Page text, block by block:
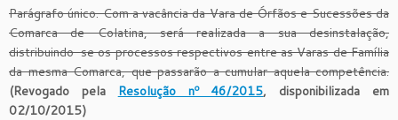
Parágrafo único. Com a vacância da Vara de Órfãos e Sucessões da
Comarca de Colatina, será realizada a sua desinstalação,
distribuindo-se os processos respectivos entre as Varas de Família
da mesma Comarca, que passarão a cumular aquela competência.
(Revogado pela Resolução nº 46/2015, disponibilizada em
02/10/2015)